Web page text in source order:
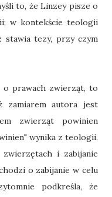
to, że Linzey pisze o
w kontekście teologii
tezy, przy czym
o prawach zwierząt, to
zamiarem autora jest
zwierząt powinien
wynika z teologii.
i zabijanie
o zabijanie w celu
podkreśla, że